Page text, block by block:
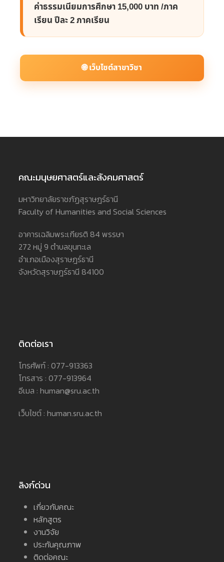
ค่าธรรมเนียมการศึกษา 15,000 บาท /ภาค
เรียน ปีละ 2 ภาคเรียน
🌐 เว็บไซต์สาขาวิชา
คณะมนุษยศาสตร์และสังคมศาสตร์
มหาวิทยาลัยราชภัฏสุราษฎร์ธานี
Faculty of Humanities and Social Sciences
อาคารเฉลิมพระเกียรติ 84 พรรษา
272 หมู่ 9 ตำบลขุนทะเล
อำเภอเมืองสุราษฎร์ธานี
จังหวัดสุราษฎร์ธานี 84100
ติดต่อเรา
โทรศัพท์ : 077-913363
โทรสาร : 077-913964
อีเมล : human@sru.ac.th
เว็บไซต์ : human.sru.ac.th
ลิงก์ด่วน
เกี่ยวกับคณะ
หลักสูตร
งานวิจัย
ประกันคุณภาพ
ติดต่อคณะ